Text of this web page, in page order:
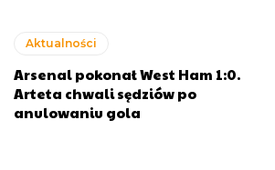
Aktualności
Arsenal pokonał West Ham 1:0.
Arteta chwali sędziów po
anulowaniu gola